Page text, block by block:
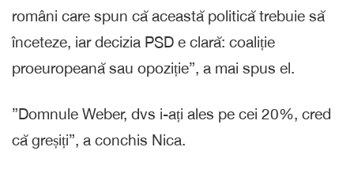
români care spun că această politică trebuie să
înceteze, iar decizia PSD e clară: coaliție
proeuropeană sau opoziție”, a mai spus el.
”Domnule Weber, dvs i-ați ales pe cei 20%, cred
că greșiți”, a conchis Nica.